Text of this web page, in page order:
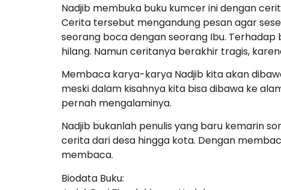
Nadjib membuka buku kumcer ini dengan
Cerita tersebut mengandung pesan agar
seorang boca dengan seorang Ibu.
hilang. Namun ceritanya berakhir tragis,
Membaca karya-karya Nadjib kita akan
meski dalam kisahnya kita bisa dibawa ke
pernah mengalaminya.
Nadjib bukanlah penulis yang baru kemarin
cerita dari desa hingga kota. Dengan
membaca.
Biodata Buku: